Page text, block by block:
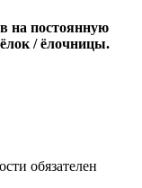
на постоянную
/ ёлочницы.
обязателен